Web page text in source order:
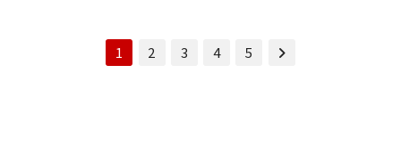
1 2 3 4 5